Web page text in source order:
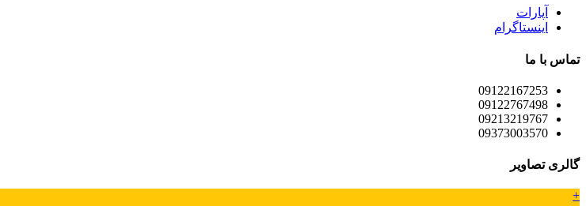
آپارات
اینستاگرام
تماس با ما
09122167253
09122767498
09213219767
09373003570
گالری تصاویر
+